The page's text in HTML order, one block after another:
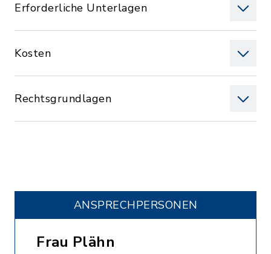
Erforderliche Unterlagen
Kosten
Rechtsgrundlagen
ANSPRECHPERSONEN
Frau Plähn